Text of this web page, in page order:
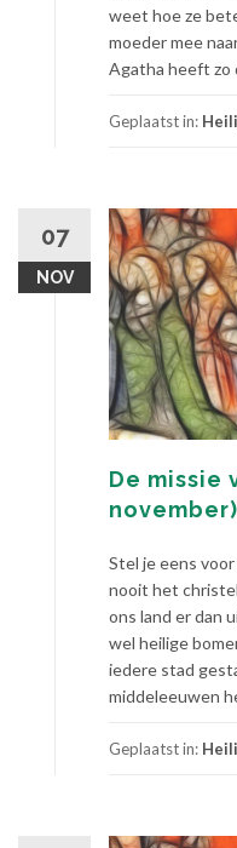
weet hoe ze
moeder mee
Agatha heeft zo
Geplaatst in:
07
NOV
De missie
november)
Stel je eens
nooit het
ons land er dan
wel heilige
iedere stad
middeleeuwen
Geplaatst in: